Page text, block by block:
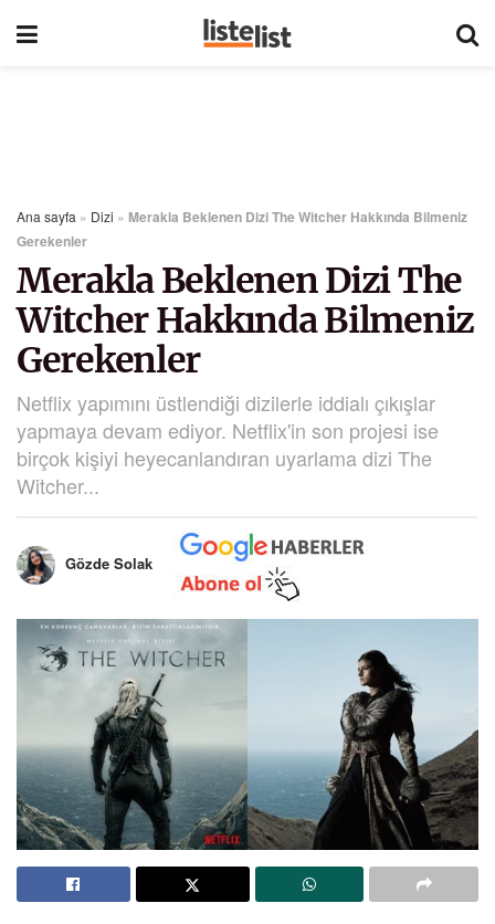
Ana sayfa » Dizi » Merakla Beklenen Dizi The Witcher Hakkında Bilmeniz
Gerekenler
Merakla Beklenen Dizi The
Witcher Hakkında Bilmeniz
Gerekenler
Netflix yapımını üstlendiği dizilerle iddialı çıkışlar
yapmaya devam ediyor. Netflix'in son projesi ise
birçok kişiyi heyecanlandıran uyarlama dizi The
Witcher...
Gözde Solak